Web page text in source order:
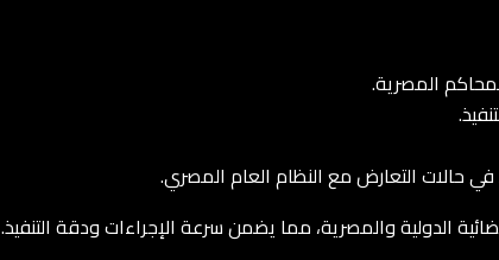
المصرية.
حالات التعارض مع النظام العام المصري.
الدولية والمصرية، مما يضمن سرعة الإجراءات ودقة التنفيذ.